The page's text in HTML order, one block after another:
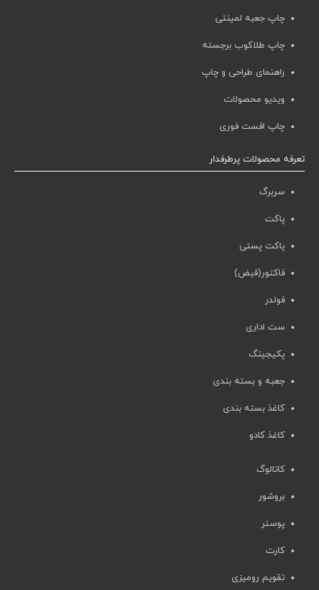
چاپ جعبه لمینتی
چاپ طلاکوب برجسته
راهنمای طراحی و چاپ
ویدیو محصولات
چاپ افست فوری
تعرفه محصولات پرطرفدار
سربرگ
پاکت
پاکت پستی
فاکتور(قبض)
فولدر
ست اداری
پکیجینگ
جعبه و بسته بندی
کاغذ بسته بندی
کاغذ کادو
کاتالوگ
بروشور
پوستر
کارت
تقویم رومیزی